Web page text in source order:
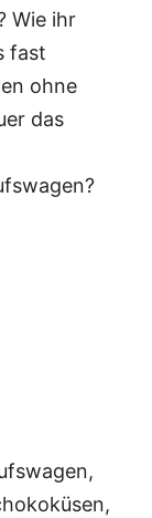
Wie ihr
fast
ohne
das